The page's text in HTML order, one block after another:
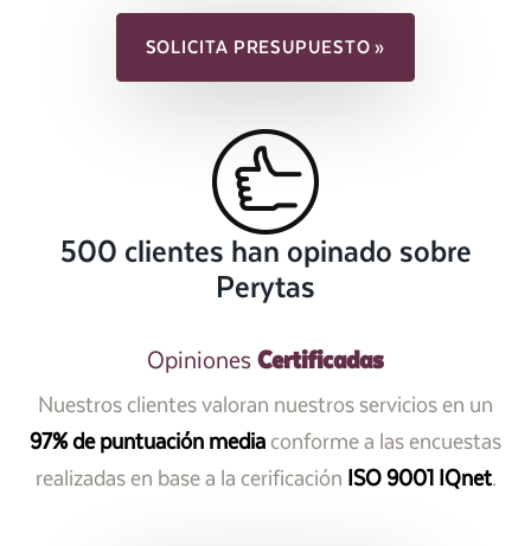
SOLICITA PRESUPUESTO »
500 clientes han opinado sobre
Perytas
Opiniones Certificadas
Nuestros clientes valoran nuestros servicios en un
97% de puntuación mediaconforme a las encuestas
realizadas en base a la cerificación ISO 9001 IQnet.